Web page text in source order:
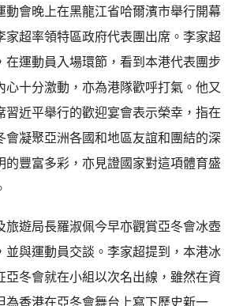
動會晚上在黑龍江省哈爾濱市舉行開幕
家超率領特區政府代表團出席。李家超
在運動員入場環節，看到本港代表團步
心十分激動，亦為港隊歡呼打氣。他又
習近平舉行的歡迎宴會表示榮幸，指在
會凝聚亞洲各國和地區友誼和團結的深
的豐富多彩，亦見證國家對這項體育盛
旅遊局長羅淑佩今早亦觀賞亞冬會冰壺
並與運動員交談。李家超提到，本港冰
亞冬會就在小組以次名出線，雖然在資
為香港在亞冬會舞台上寫下歷史新一